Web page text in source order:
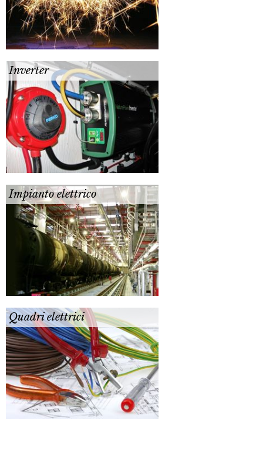
Inverter
Impianto elettrico
Quadri elettrici